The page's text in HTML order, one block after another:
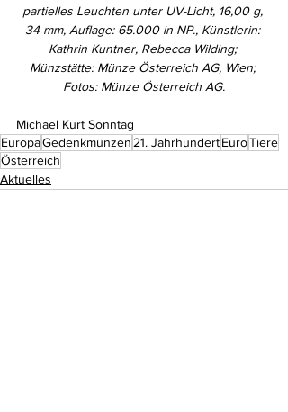
partielles Leuchten unter UV-Licht, 16,00 g,
34 mm, Auflage: 65.000 in NP., Künstlerin:
Kathrin Kuntner, Rebecca Wilding;
Münzstätte: Münze Österreich AG, Wien;
Fotos: Münze Österreich AG.
Michael Kurt Sonntag
EuropaGedenkmünzen 21. JahrhundertEuroTiere
Österreich
Aktuelles